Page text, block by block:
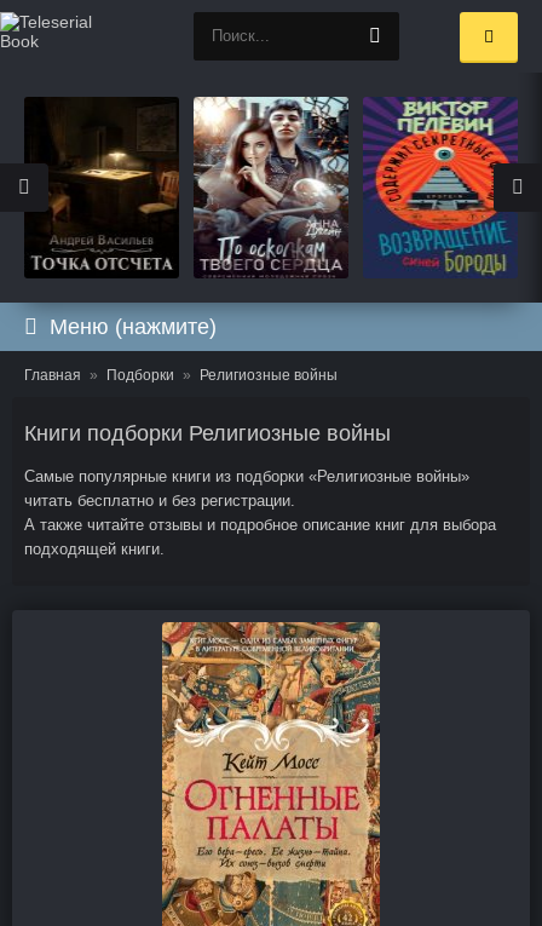
Меню (нажмите)
Главная Подборки Религиозные войны
Книги подборки Религиозные войны
Самые популярные книги из подборки «Религиозные войны»
читать бесплатно и без регистрации.
А также читайте отзывы и подробное описание книг для выбора
подходящей книги.